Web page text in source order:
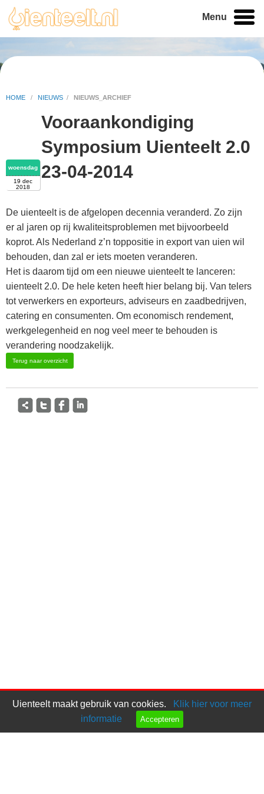
Menu
HOME / NIEUWS / NIEUWS_ARCHIEF
Vooraankondiging
Symposium Uienteelt 2.0
23-04-2014
woensdag
19 dec
2018
De uienteelt is de afgelopen decennia veranderd. Zo zijn
er al jaren op rij kwaliteitsproblemen met bijvoorbeeld
koprot. Als Nederland z’n toppositie in export van uien wil
behouden, dan zal er iets moeten veranderen.
Het is daarom tijd om een nieuwe uienteelt te lanceren:
uienteelt 2.0. De hele keten heeft hier belang bij. Van telers
tot verwerkers en exporteurs, adviseurs en zaadbedrijven,
catering en consumenten. Om economisch rendement,
werkgelegenheid en nog veel meer te behouden is
verandering noodzakelijk.
Terug naar overzicht
Uienteelt maakt gebruik van cookies.
Klik hier voor meer
informatie
Accepteren